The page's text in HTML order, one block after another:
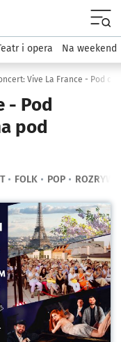
Wydarzenia
i opera Na weekend
Vive La France - Pod
- Pod
pod
FOLK POP